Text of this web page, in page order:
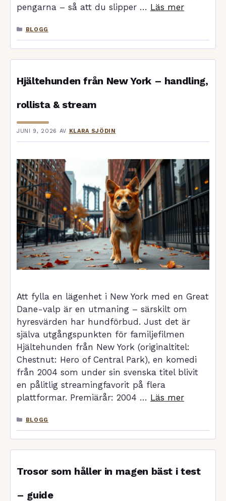
pengarna – så att du slipper … Läs mer
KATEGORIER
BLOGG
Hjältehunden från New York – handling,
rollista & stream
JUNI 9, 2026 AV KLARA SJÖDIN
Att fylla en lägenhet i New York med en Great
Dane-valp är en utmaning – särskilt om
hyresvärden har hundförbud. Just det är
själva utgångspunkten för familjefilmen
Hjältehunden från New York (originaltitel:
Chestnut: Hero of Central Park), en komedi
från 2004 som under sin svenska titel blivit
en pålitlig streamingfavorit på flera
plattformar. Premiärår: 2004 … Läs mer
KATEGORIER
BLOGG
Trosor som håller in magen bäst i test
– guide